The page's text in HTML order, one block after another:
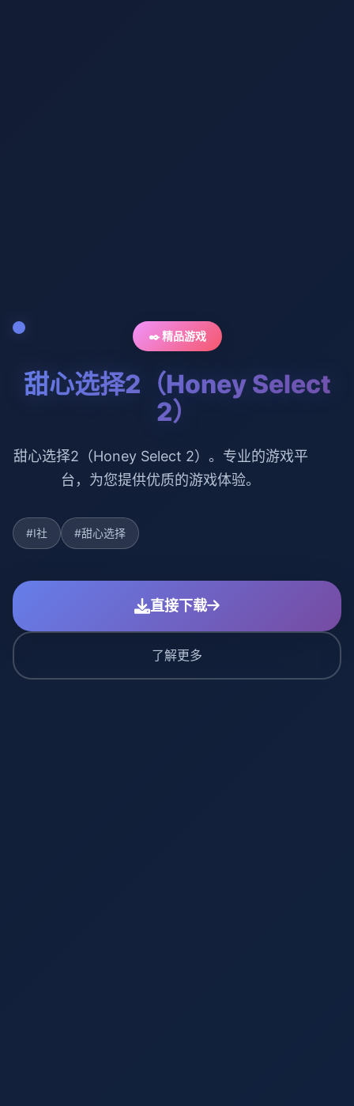
✒️ 精品游戏
甜心选择2（Honey Select
2）
甜心选择2（Honey Select 2）。专业的游戏平
台，为您提供优质的游戏体验。
#I社 #甜心选择
直接下载
了解更多